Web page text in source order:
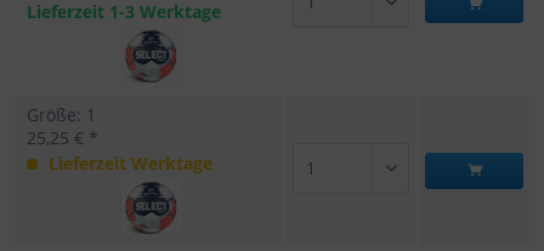
Lieferzeit 1-3 Werktage
Größe: 1
25,25 € *
Lieferzeit Werktage